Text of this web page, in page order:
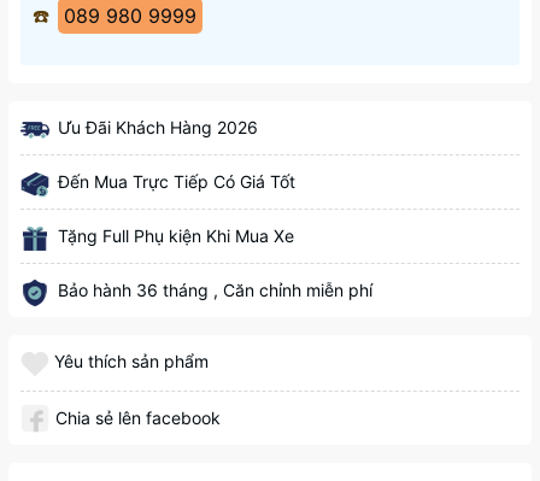
☎️
089 980 9999
Ưu Đãi Khách Hàng 2026
Đến Mua Trực Tiếp Có Giá Tốt
Tặng Full Phụ kiện Khi Mua Xe
Bảo hành 36 tháng , Căn chỉnh miễn phí
Yêu thích sản phẩm
Chia sẻ lên facebook